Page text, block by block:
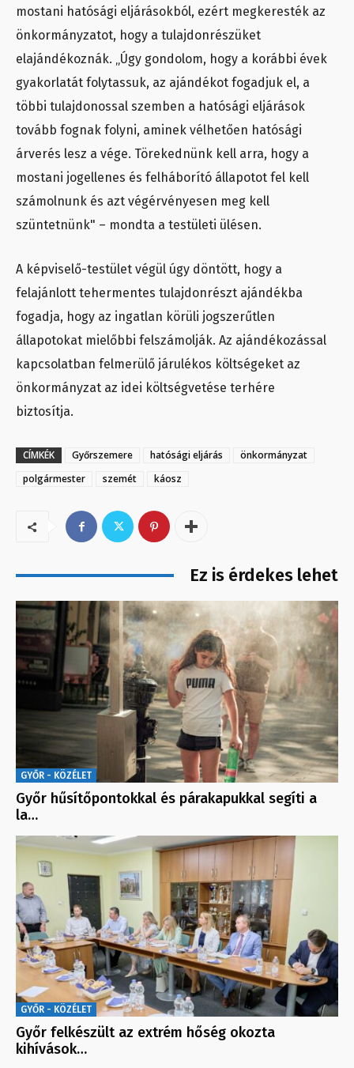
mostani hatósági eljárásokból, ezért megkeresték az
önkormányzatot, hogy a tulajdonrészüket
elajándékoznák. „Úgy gondolom, hogy a korábbi évek
gyakorlatát folytassuk, az ajándékot fogadjuk el, a
többi tulajdonossal szemben a hatósági eljárások
tovább fognak folyni, aminek vélhetően hatósági
árverés lesz a vége. Törekednünk kell arra, hogy a
mostani jogellenes és felháborító állapotot fel kell
számolnunk és azt végérvényesen meg kell
szüntetnünk" – mondta a testületi ülésen.
A képviselő-testület végül úgy döntött, hogy a
felajánlott tehermentes tulajdonrészt ajándékba
fogadja, hogy az ingatlan körüli jogszerűtlen
állapotokat mielőbbi felszámolják. Az ajándékozással
kapcsolatban felmerülő járulékos költségeket az
önkormányzat az idei költségvetése terhére
biztosítja.
CÍMKÉK Győrszemere hatósági eljárás
önkormányzat
polgármester
szemét káosz
Ez is érdekes lehet
GYŐR - KÖZÉLET
Győr hűsítőpontokkal és párakapukkal segíti a
la…
GYŐR - KÖZÉLET
Győr felkészült az extrém hőség okozta
kihívások…